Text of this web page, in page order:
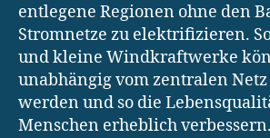
entlegene Regionen ohne den
Stromnetze zu elektrifizieren.
und kleine Windkraftwerke
unabhängig vom zentralen
werden und so die
Menschen erheblich verbessern.